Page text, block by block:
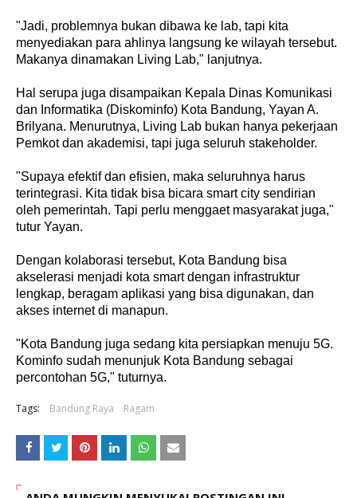
"Jadi, problemnya bukan dibawa ke lab, tapi kita
menyediakan para ahlinya langsung ke wilayah tersebut.
Makanya dinamakan Living Lab," lanjutnya.
Hal serupa juga disampaikan Kepala Dinas Komunikasi
dan Informatika (Diskominfo) Kota Bandung, Yayan A.
Brilyana. Menurutnya, Living Lab bukan hanya pekerjaan
Pemkot dan akademisi, tapi juga seluruh stakeholder.
"Supaya efektif dan efisien, maka seluruhnya harus
terintegrasi. Kita tidak bisa bicara smart city sendirian
oleh pemerintah. Tapi perlu menggaet masyarakat juga,"
tutur Yayan.
Dengan kolaborasi tersebut, Kota Bandung bisa
akselerasi menjadi kota smart dengan infrastruktur
lengkap, beragam aplikasi yang bisa digunakan, dan
akses internet di manapun.
"Kota Bandung juga sedang kita persiapkan menuju 5G.
Kominfo sudah menunjuk Kota Bandung sebagai
percontohan 5G," tuturnya.
Tags: Bandung Raya Ragam